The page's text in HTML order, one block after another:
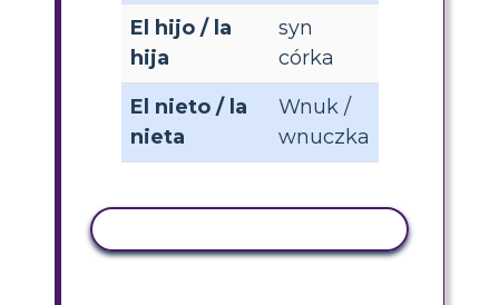
El hijo / la
hija
syn
córka
El nieto / la
nieta
Wnuk /
wnuczka